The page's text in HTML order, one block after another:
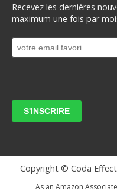
Recevez les dernières
maximum une fois par
Copyright © Coda
As an Amazon